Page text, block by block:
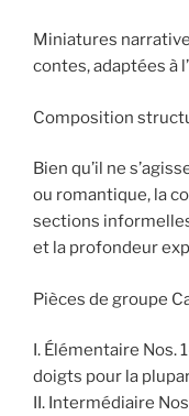
Miniatures
contes, adaptées à
Composition
Bien qu’il ne
ou romantique, la
sections
et la profondeur
Pièces de groupe
I. Élémentaire Nos.
doigts pour la
II. Intermédiaire